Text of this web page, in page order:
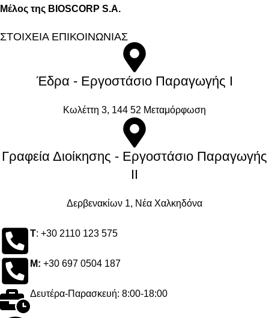
Μέλος της BIOSCORP S.A.
ΣΤΟΙΧΕΙΑ ΕΠΙΚΟΙΝΩΝΙΑΣ
Έδρα - Εργοστάσιο Παραγωγής Ι
Kωλέττη 3, 144 52 Μεταμόρφωση
Γραφεία Διοίκησης - Εργοστάσιο Παραγωγής
ΙΙ
Δερβενακίων 1, Νέα Χαλκηδόνα
Τ: +30 2110 123 575
M: +30 697 0504 187
Δευτέρα-Παρασκευή: 8:00-18:00